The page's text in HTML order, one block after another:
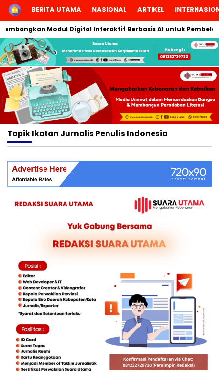
HOMEBERITA UTAMA NASIONAL ARTIKEL
Modul Digital Interaktif Berbasis AI untuk
TopikIkatan Jurnalis Penulis Indonesia